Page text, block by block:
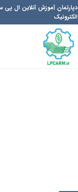
دپارتمان آموزش آنلاین ال
الکترونیک